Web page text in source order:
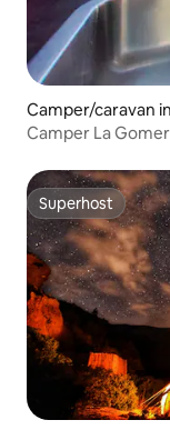
Camper/caravan
ra
Camper La
Superhost
Superhost